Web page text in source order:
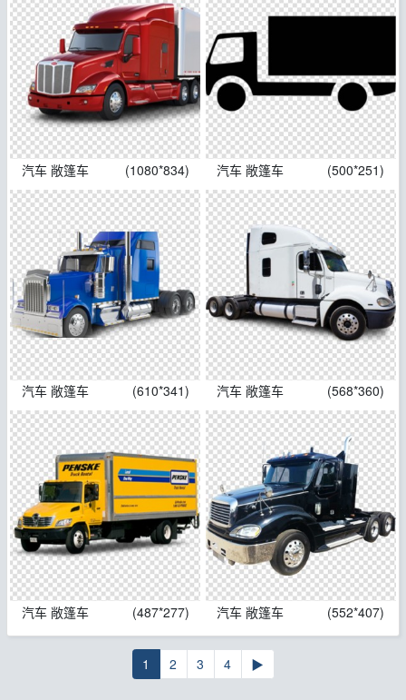
汽车 敞篷车 (1080*834) 汽车 敞篷车 (500*251)
汽车 敞篷车 (610*341) 汽车 敞篷车 (568*360)
汽车 敞篷车 (487*277) 汽车 敞篷车 (552*407)
1 2 3 4 ▶